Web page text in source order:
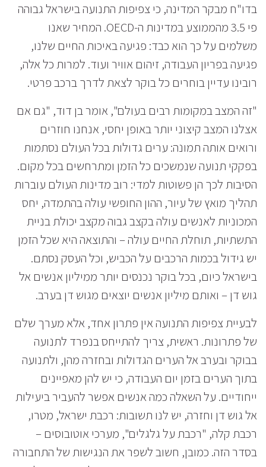
בדו"ח מבקר המדינה, כי צפיפות התנועה בישראל גבוהה
פי 3.5 מהממוצע במדינות ה-OECD. המחיר שאנו
משלמים על כך הוא כבד: פגיעה באיכות החיים שלנו,
פגיעה בפריון העבודה, זיהום אוויר ועוד. למרות כל אלה,
רובינו עדיין בוחרים כל בוקר לצאת לדרך ברכב פרטי.
"זה המצב במקומות רבים בעולם", אומר בן דוד, "גם אם
אצלנו המצב קיצוני יותר באופן יחסי, אנחנו חוזרים
ורואים אותה תמונה: ערים גדולות בכל העולם נסתמות
בפקקי תנועה שנמשכים כל הזמן ומתרחשים בכל מקום.
הסיבות לכך הן פשוטות למדי: רוב מדינות העולם עוברות
תהליך מואץ של עיור, ההון החופשי עולה בהתמדה, יחס
המכוניות לאנשים עולה בקצב גבוה מקצב יכולת בניית
התשתיות, תוחלת החיים עולה – והתוצאה היא שכל הזמן
יש גידול בכמות הרכבים על הכביש, וכל העסק נסתם.
בישראל כיום, בכל בוקר נכנסים יותר ממיליון אנשים אל
גוש דן – ואותם מיליון אנשים יוצאים מגוש דן בערב.
לבעיית צפיפות התנועה אין פתרון אחד, אלא מערך שלם
של פתרונות. ראשית, צריך להתייחס בנפרד לתנועה
בבוקר ובערב אל הערים הגדולות ובחזרה מהן, ולתנועה
בתוך הערים בזמן יום העבודה, כי יש להן מאפיינים
ייחודיים. על השאלה כמה אנשים אפשר להעביר ביעילות
אל גוש דן וחזרה, יש לנו תשובות: רכבת ישראל, מטרו,
רכבת קלה, "רכבת על גלגלים", מערכי אוטובוסים –
בסדר הזה. כמובן, חשוב לשפר את הנגישות של התחבורה